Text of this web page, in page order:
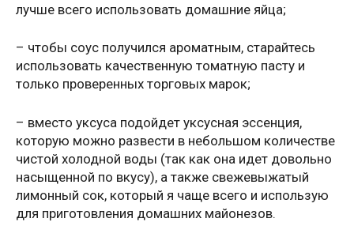
лучше всего использовать домашние яйца;
– чтобы соус получился ароматным, старайтесь
использовать качественную томатную пасту и
только проверенных торговых марок;
– вместо уксуса подойдет уксусная эссенция,
которую можно развести в небольшом количестве
чистой холодной воды (так как она идет довольно
насыщенной по вкусу), а также свежевыжатый
лимонный сок, который я чаще всего и использую
для приготовления домашних майонезов.